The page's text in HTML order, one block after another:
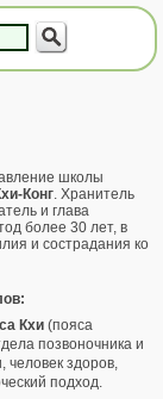
школы
Конг. Хранитель
и глава
более 30 лет, в
и сострадания ко
Кхи (пояса
позвоночника и
человек здоров,
подход.